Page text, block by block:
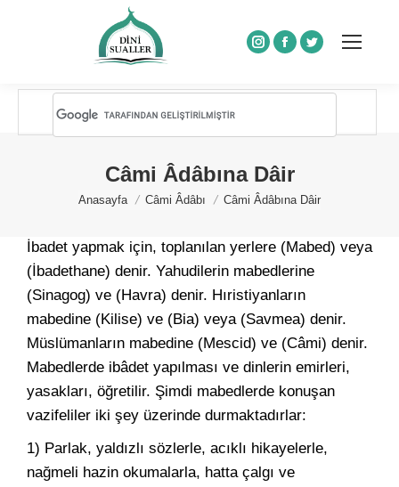
Instagram
Facebook
Twitter
Câmi Âdâbına Dâir
You are here:
Anasayfa Câmi Âdâbı Câmi Âdâbına Dâir
İbadet yapmak için, toplanılan yerlere (Mabed) veya
(İbadethane) denir. Yahudilerin mabedlerine
(Sinagog) ve (Havra) denir. Hıristiyanların
mabedine (Kilise) ve (Bia) veya (Savmea) denir.
Müslümanların mabedine (Mescid) ve (Câmi) denir.
Mabedlerde ibâdet yapılması ve dinlerin emirleri,
yasakları, öğretilir. Şimdi mabedlerde konuşan
vazifeliler iki şey üzerinde durmaktadırlar:
1) Parlak, yaldızlı sözlerle, acıklı hikayelerle,
nağmeli hazin okumalarla, hatta çalgı ve